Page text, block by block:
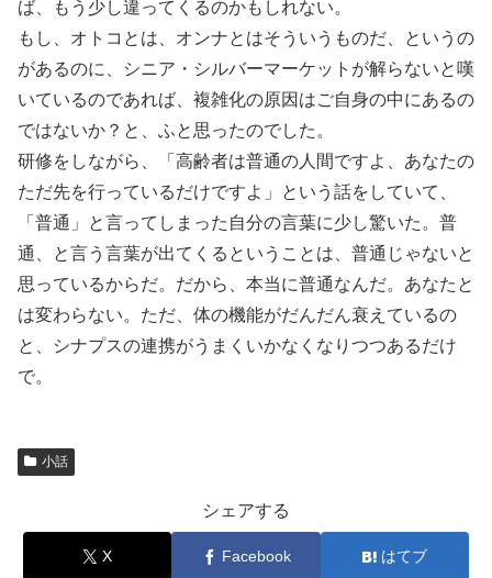
ば、もう少し違ってくるのかもしれない。
もし、オトコとは、オンナとはそういうものだ、というの
があるのに、シニア・シルバーマーケットが解らないと嘆
いているのであれば、複雑化の原因はご自身の中にあるの
ではないか？と、ふと思ったのでした。
研修をしながら、「高齢者は普通の人間ですよ、あなたの
ただ先を行っているだけですよ」という話をしていて、
「普通」と言ってしまった自分の言葉に少し驚いた。普
通、と言う言葉が出てくるということは、普通じゃないと
思っているからだ。だから、本当に普通なんだ。あなたと
は変わらない。ただ、体の機能がだんだん衰えているの
と、シナプスの連携がうまくいかなくなりつつあるだけ
で。
小話
シェアする
X Facebook はてブ